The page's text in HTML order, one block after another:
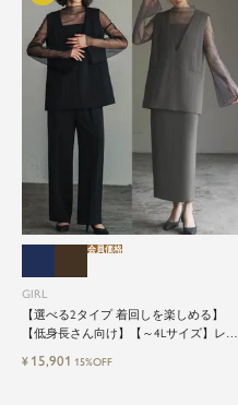
GIRL
【選べる2タイプ 着回しを楽しめる】
【低身長さん向け】【～4Lサイズ】レイ
カートorワイドパンツセットアップロン
会員価格
¥ 15,901 15%OFF